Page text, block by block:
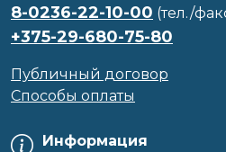
Информация
8-0236-22-10-00 (тел./
+375-29-680-75-80
Публичный договор
Способы оплаты